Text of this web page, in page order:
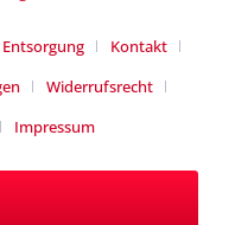
Kontakt
Widerrufsrecht
Impressum